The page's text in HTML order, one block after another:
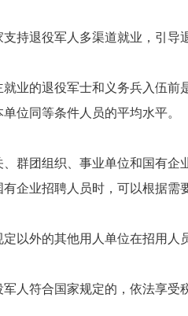
支持退役军人多渠道就业，引导
就业的退役军士和义务兵入伍
位同等条件人员的平均水平。
、群团组织、事业单位和国有企
企业招聘人员时，可以根据需
以外的其他用人单位在招用人
军人符合国家规定的，依法享受